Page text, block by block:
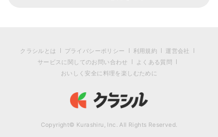
クラシルとは プライバシーポリシー 利用規約
運営会社
サービスに関してのお問い合わせ
よくある質問
おいしく安全に料理を楽しむために
Copyright© Kurashiru, Inc. All Rights Reserved.